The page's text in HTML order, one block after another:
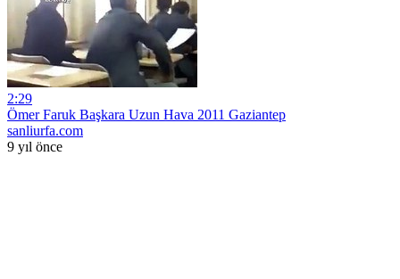
2:29
Ömer Faruk Başkara Uzun Hava 2011 Gaziantep
sanliurfa.com
9 yıl önce